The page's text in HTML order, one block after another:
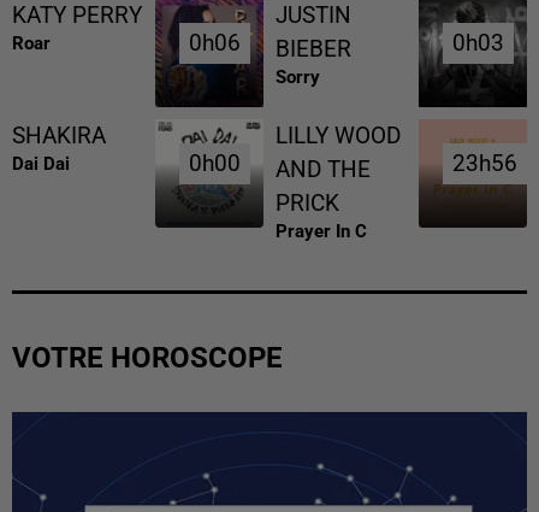
KATY PERRY
Roar 0h06
0h06
JUSTIN
BIEBER
Sorry
0h03
0h03
SHAKIRA
Dai Dai 0h00
0h00
LILLY WOOD
AND THE
PRICK
Prayer In C
23h56
23h56
VOTRE HOROSCOPE